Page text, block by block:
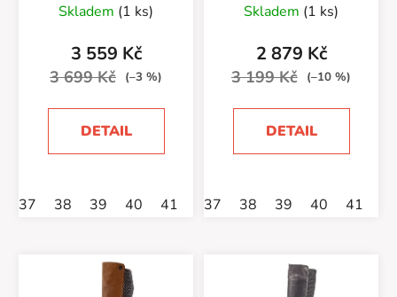
Skladem (1 ks)
3 559 Kč
3 699 Kč (–3 %)
DETAIL
37 38 39 40 41 42
Skladem (1 ks)
2 879 Kč
3 199 Kč (–10 %)
DETAIL
37 38 39 40 41